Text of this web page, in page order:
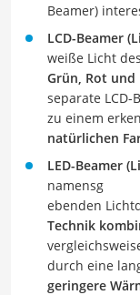
Beamer)
LCD-Beamer
weiße Licht
Grün, Rot und
separate
zu einem
natürlichen
LED-Beamer
namensg
ebenden
Technik
durch eine
geringere